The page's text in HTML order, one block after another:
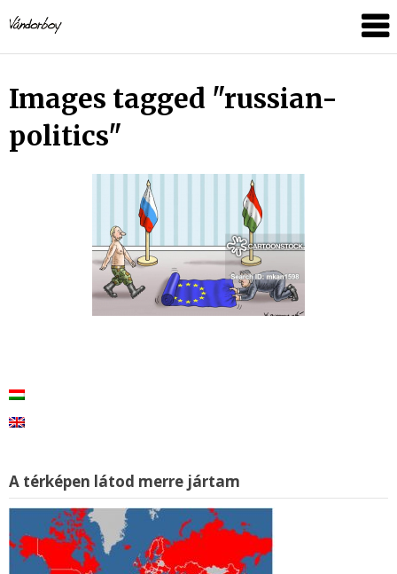
to
content
Images tagged "russian-
politics"
A térképen látod merre jártam